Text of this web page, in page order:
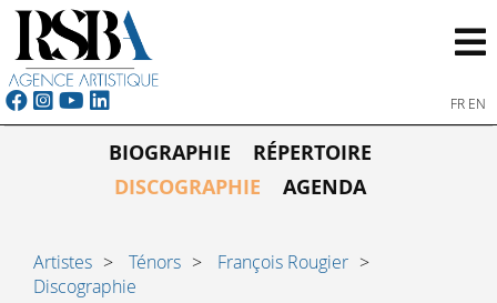
FR EN
BIOGRAPHIE
RÉPERTOIRE
DISCOGRAPHIE
AGENDA
Artistes Ténors
François Rougier
Discographie